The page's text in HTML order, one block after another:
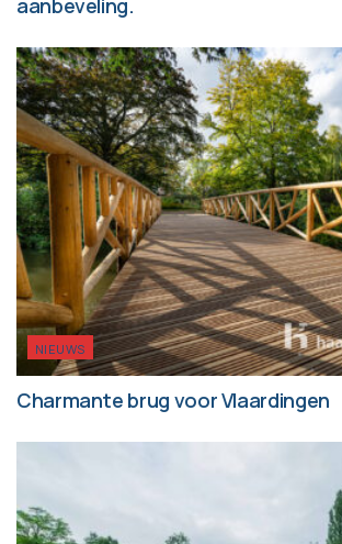
aanbeveling.
NIEUWS
Charmante brug voor Vlaardingen